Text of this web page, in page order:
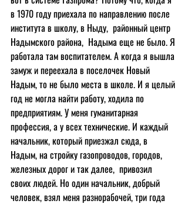
в 1970 году приехала по направлению после
института в школу, в Ныду,  районный центр
Надымского района,  Надыма еще не было. Я
работала там воспитателем. А когда я вышла
замуж и переехала в поселочек Новый
Надым, то не было места в школе. И я целый
год не могла найти работу, ходила по
предприятиям. У меня гуманитарная
профессия, а у всех технические. И каждый
начальник, который приезжал сюда, в
Надым, на стройку газопроводов, городов,
железных дорог и так далее,  привозил
своих людей. Но один начальник, добрый
человек, взял меня разнорабочей, три года